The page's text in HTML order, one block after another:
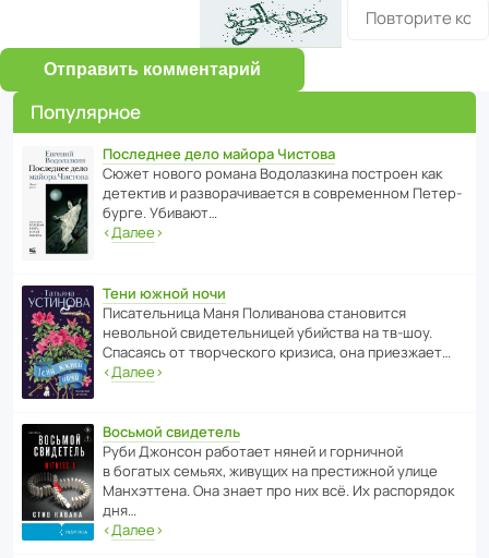
Отправить комментарий
Популярное
Последнее дело майора Чистова
Сюжет нового романа Водо­ла­з­кина пост­роен как
дете­ктив и разво­ра­чи­ва­ется в совре­менном Пете­р­
бурге. Убивают…
‹Далее›
Тени южной ночи
Писа­тель­ница Маня Поли­ва­нова стано­вится
невольной свиде­тель­ницей убийства на тв-шоу.
Спасаясь от твор­че­с­кого кризиса, она приезжает…
‹Далее›
Восьмой свидетель
Руби Джонсон рабо­тает няней и горни­чной
в богатых семьях, живущих на прес­ти­жной улице
Манх­эт­тена. Она знает про них всё. Их распо­рядок
дня…
‹Далее›